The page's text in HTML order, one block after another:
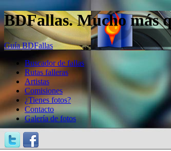
BDFallas. Mucho más
Guía BDFallas
Buscador de fallas
Rutas falleras
Artistas
Comisiones
¿Tienes fotos?
Contacto
Galería de fotos